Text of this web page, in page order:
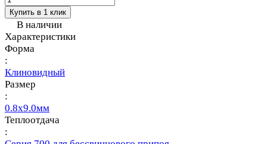
Купить в 1 клик
В наличии
Характеристики
Форма
:
Клиновидный
Размер
:
0.8х9.0мм
Теплоотдача
: